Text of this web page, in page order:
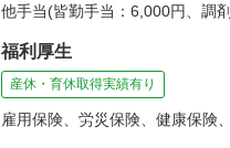
他手当(皆勤手当：6,000円、調
福利厚生
産休・育休取得実績有り
雇用保険、労災保険、健康保険